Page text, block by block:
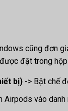
cũng đơn
được đặt trong
bị) -> Bật chế
Airpods vào danh